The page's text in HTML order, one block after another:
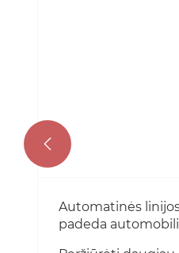
Automatinės
padeda
